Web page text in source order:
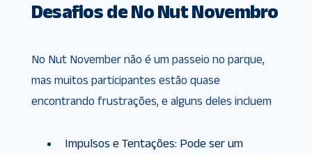
Desafios de No Nut Novembro
No Nut November não é um passeio no parque,
mas muitos participantes estão quase
encontrando frustrações, e alguns deles incluem
Impulsos e Tentações: Pode ser um